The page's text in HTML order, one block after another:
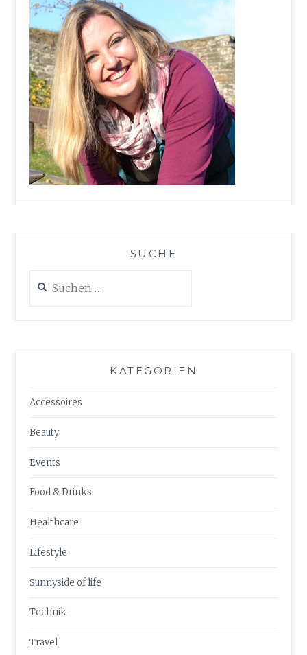
SUCHE
nach:
KATEGORIEN
Accessoires
Beauty
Events
Food & Drinks
Healthcare
Lifestyle
Sunnyside of life
Technik
Travel